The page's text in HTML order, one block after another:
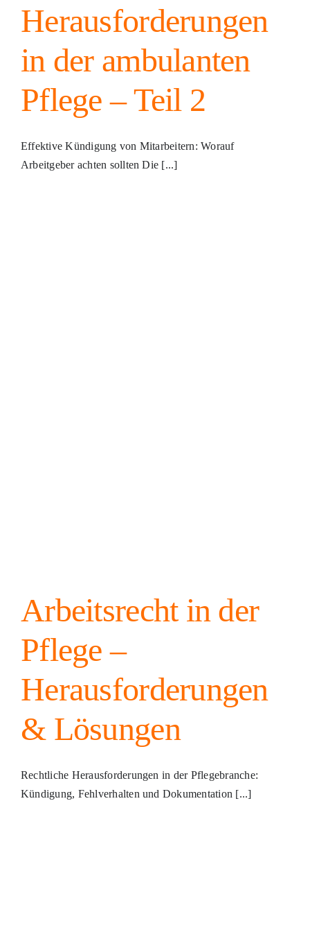
Herausforderungen
in der ambulanten
Pflege – Teil 2
Effektive Kündigung von Mitarbeitern: Worauf
Arbeitgeber achten sollten Die [...]
Arbeitsrecht in der
Pflege –
Herausforderungen
& Lösungen
Rechtliche Herausforderungen in der Pflegebranche:
Kündigung, Fehlverhalten und Dokumentation [...]